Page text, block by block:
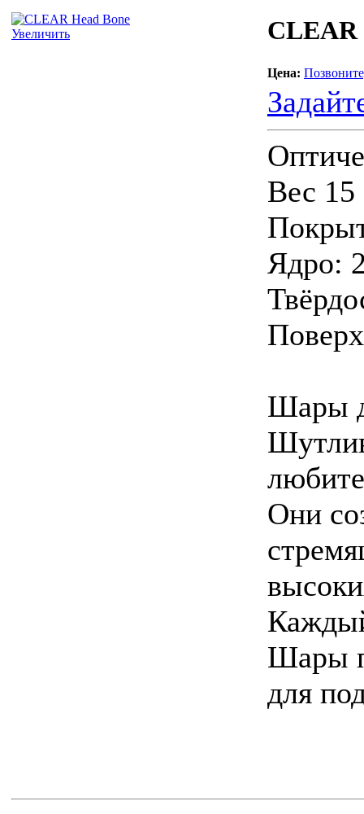
Увеличить CLEAR
Цена:
Вес 15
Ядро:
Шары
Они
Шары
для